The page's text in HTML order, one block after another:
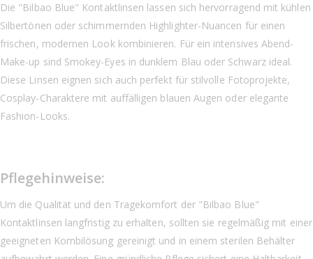
Die "Bilbao Blue" Kontaktlinsen lassen sich hervorragend mit kühlen
Silbertönen oder schimmernden Highlighter-Nuancen für einen
frischen, modernen Look kombinieren. Für ein intensives Abend-
Make-up sind Smokey-Eyes in dunklem Blau oder Schwarz ideal.
Diese Linsen eignen sich auch perfekt für stilvolle Fotoprojekte,
Cosplay-Charaktere mit auffälligen blauen Augen oder elegante
Fashion-Looks.
Pflegehinweise:
Um die Qualität und den Tragekomfort der "Bilbao Blue"
Kontaktlinsen langfristig zu erhalten, sollten sie regelmäßig mit einer
geeigneten Kombilösung gereinigt und in einem sterilen Behälter